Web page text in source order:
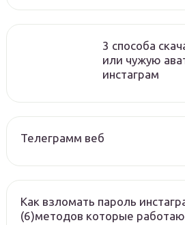
3 способа
или чужую
инстаграм
Телеграмм веб
Как взломать пароль
(6)методов которые